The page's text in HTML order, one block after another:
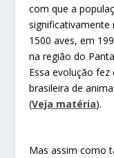
com que a
significativamente
1500 aves, em
na região do
Essa evolução
brasileira de
(Veja matéria).
Mas assim como